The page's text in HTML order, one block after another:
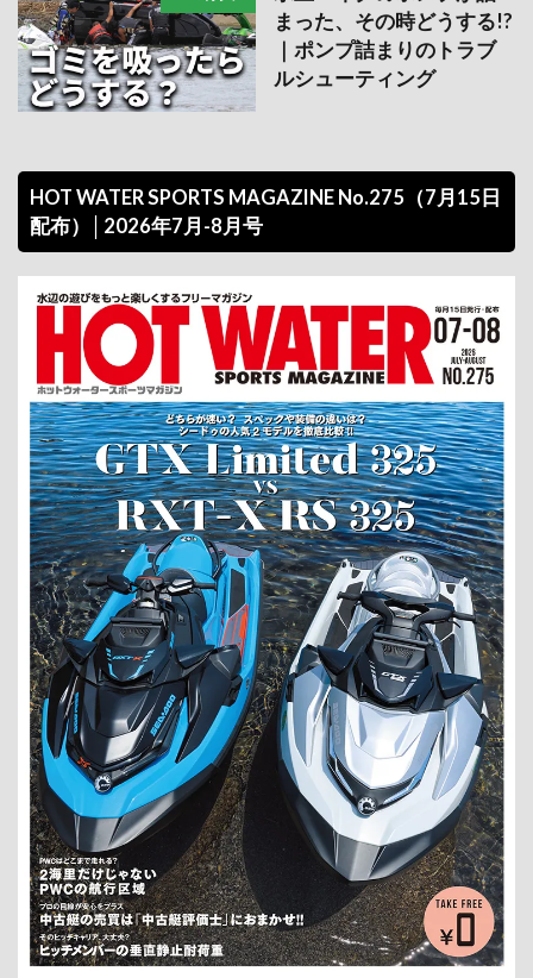
まった、その時どうする!?
｜ポンプ詰まりのトラブ
ルシューティング
HOT WATER SPORTS MAGAZINE No.275（7月15日
配布）│2026年7月-8月号